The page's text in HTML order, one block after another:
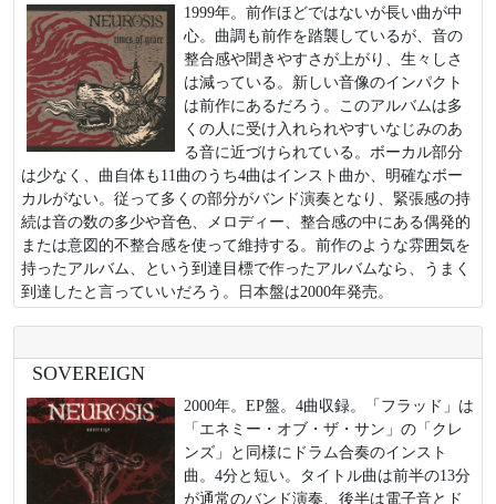
1999年。前作ほどではないが長い曲が中
心。曲調も前作を踏襲しているが、音の
整合感や聞きやすさが上がり、生々しさ
は減っている。新しい音像のインパクト
は前作にあるだろう。このアルバムは多
くの人に受け入れられやすいなじみのあ
る音に近づけられている。ボーカル部分
は少なく、曲自体も11曲のうち4曲はインスト曲か、明確なボー
カルがない。従って多くの部分がバンド演奏となり、緊張感の持
続は音の数の多少や音色、メロディー、整合感の中にある偶発的
または意図的不整合感を使って維持する。前作のような雰囲気を
持ったアルバム、という到達目標で作ったアルバムなら、うまく
到達したと言っていいだろう。日本盤は2000年発売。
SOVEREIGN
2000年。EP盤。4曲収録。「フラッド」は
「エネミー・オブ・ザ・サン」の「クレ
ンズ」と同様にドラム合奏のインスト
曲。4分と短い。タイトル曲は前半の13分
が通常のバンド演奏、後半は電子音とド